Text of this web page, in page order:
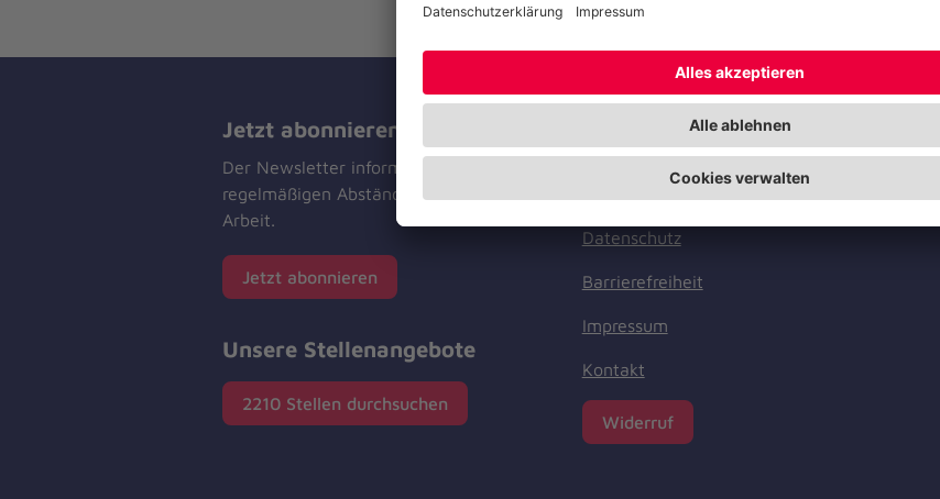
Jetzt abonnieren
Der Newsletter informiert Sie in
regelmäßigen Abständen über unsere
Arbeit.
Jetzt abonnieren
Unsere Stellenangebote
2210 Stellen durchsuchen
FacebookInstagramYoutubeTikTok
Datenschutz
Barrierefreiheit
Impressum
Kontakt
Widerruf